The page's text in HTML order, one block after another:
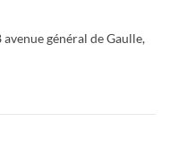
général de Gaulle,